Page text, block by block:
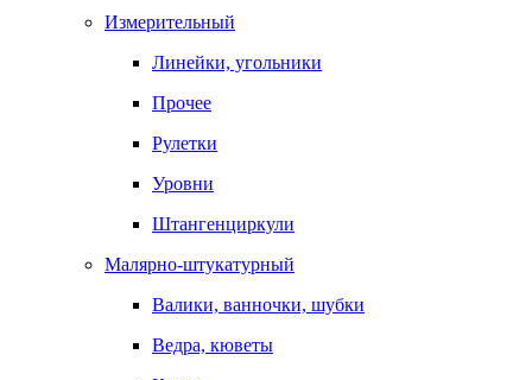
Измерительный
Линейки, угольники
Прочее
Рулетки
Уровни
Штангенциркули
Малярно-штукатурный
Валики, ванночки, шубки
Ведра, кюветы